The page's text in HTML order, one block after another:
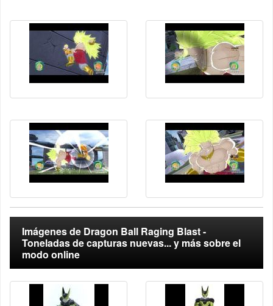
Imágenes de Dragon Ball Raging Blast -
Toneladas de capturas nuevas... y más sobre el
modo online